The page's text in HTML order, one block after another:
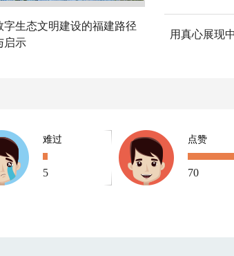
字生态文明建设的福建路径
启示
用真心展现
难过
5
点赞
70